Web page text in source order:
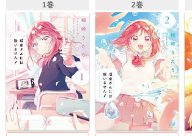
織りなす、スクールコメディ4コマ開幕！
1巻 2巻